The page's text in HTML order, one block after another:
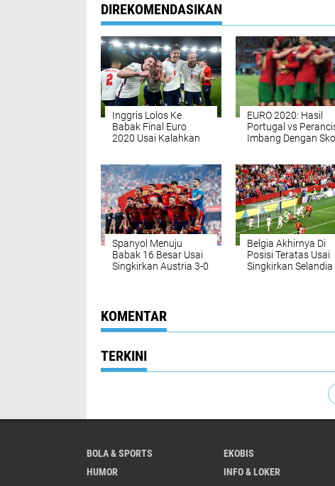
DIREKOMENDASIKAN
Inggris Lolos Ke
Babak Final Euro
2020 Usai Kalahkan
EURO 2020: Hasil
Portugal vs
Imbang Dengan
Spanyol Menuju
Babak 16 Besar Usai
Singkirkan Austria 3-0
Belgia Akhirnya Di
Posisi Teratas Usai
Singkirkan Selandia
KOMENTAR
TERKINI
BOLA & SPORTS EKOBIS
HUMOR
INFO & LOKER